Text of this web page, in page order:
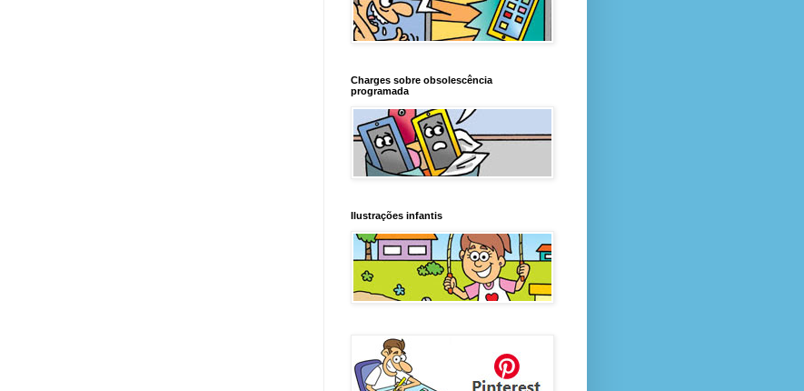
Charges sobre obsolescência
programada
Ilustrações infantis